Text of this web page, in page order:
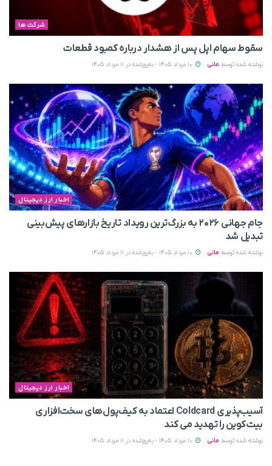
شرکت ها
سقوط سهام اپل پس از هشدار درباره کمبود قطعات
نوشته شده توسط مانی
اخبار ارز دیجیتال
جام جهانی ۲۰۲۶ به بزرگ‌ترین رویداد تاریخ بازارهای پیش‌بینی
تبدیل شد
نوشته شده توسط مانی
اخبار ارز دیجیتال
آسیب‌پذیری Coldcard اعتماد به کیف‌پول‌های سخت‌افزاری
بیت‌کوین را تهدید می‌ کند
نوشته شده توسط مانی